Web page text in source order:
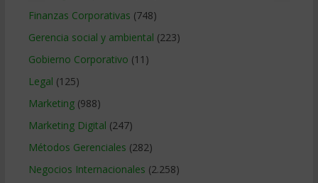
Finanzas Corporativas (748)
Gerencia social y ambiental (223)
Gobierno Corporativo (11)
Legal (125)
Marketing(988)
Marketing Digital (247)
Métodos Gerenciales (282)
Negocios Internacionales (2.258)